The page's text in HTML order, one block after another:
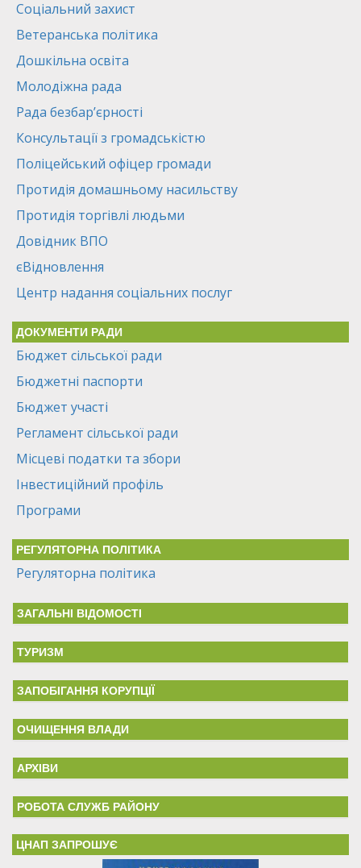
Соціальний захист
Ветеранська політика
Дошкільна освіта
Молодіжна рада
Рада безбар’єрності
Консультації з громадськістю
Поліцейський офіцер громади
Протидія домашньому насильству
Протидія торгівлі людьми
Довідник ВПО
єВідновлення
Центр надання соціальних послуг
ДОКУМЕНТИ РАДИ
Бюджет сільської ради
Бюджетні паспорти
Бюджет участі
Регламент сільської ради
Місцеві податки та збори
Інвестиційний профіль
Програми
РЕГУЛЯТОРНА ПОЛІТИКА
Регуляторна політика
ЗАГАЛЬНІ ВІДОМОСТІ
ТУРИЗМ
ЗАПОБІГАННЯ КОРУПЦІЇ
ОЧИЩЕННЯ ВЛАДИ
АРХІВИ
РОБОТА СЛУЖБ РАЙОНУ
ЦНАП ЗАПРОШУЄ